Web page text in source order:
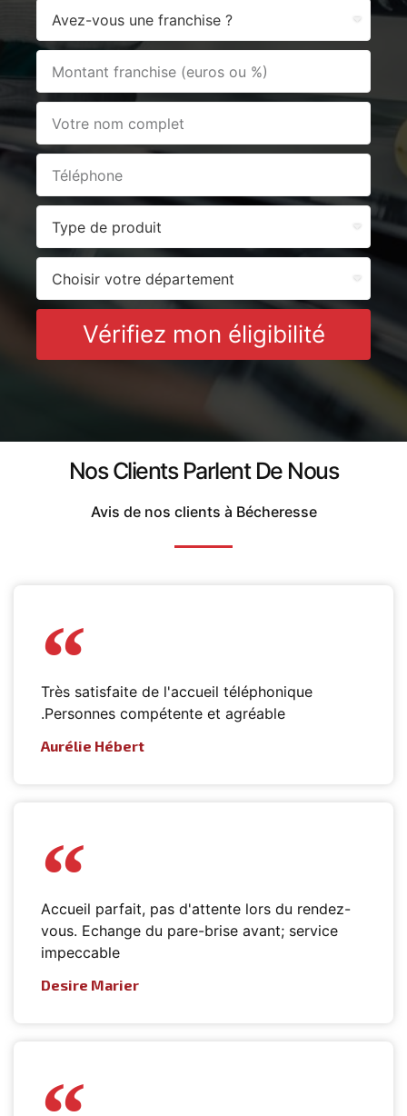
Vérifiez mon éligibilité
Nos Clients Parlent De Nous
Avis de nos clients à Bécheresse
Très satisfaite de l'accueil téléphonique
.Personnes compétente et agréable
Aurélie Hébert
Accueil parfait, pas d'attente lors du rendez-
vous. Echange du pare-brise avant; service
impeccable
Desire Marier